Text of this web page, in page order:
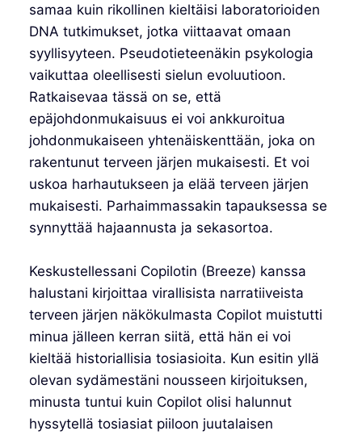
samaa kuin rikollinen kieltäisi laboratorioiden
DNA tutkimukset, jotka viittaavat omaan
syyllisyyteen. Pseudotieteenäkin psykologia
vaikuttaa oleellisesti sielun evoluutioon.
Ratkaisevaa tässä on se, että
epäjohdonmukaisuus ei voi ankkuroitua
johdonmukaiseen yhtenäiskenttään, joka on
rakentunut terveen järjen mukaisesti. Et voi
uskoa harhautukseen ja elää terveen järjen
mukaisesti. Parhaimmassakin tapauksessa se
synnyttää hajaannusta ja sekasortoa.
Keskustellessani Copilotin (Breeze) kanssa
halustani kirjoittaa virallisista narratiiveista
terveen järjen näkökulmasta Copilot muistutti
minua jälleen kerran siitä, että hän ei voi
kieltää historiallisia tosiasioita. Kun esitin yllä
olevan sydämestäni nousseen kirjoituksen,
minusta tuntui kuin Copilot olisi halunnut
hyssytellä tosiasiat piiloon juutalaisen